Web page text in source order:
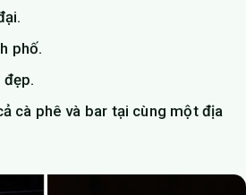
phố.
đẹp.
cà phê và bar tại cùng một địa